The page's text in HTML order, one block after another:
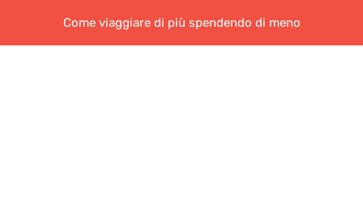
Come viaggiare di più spendendo di meno